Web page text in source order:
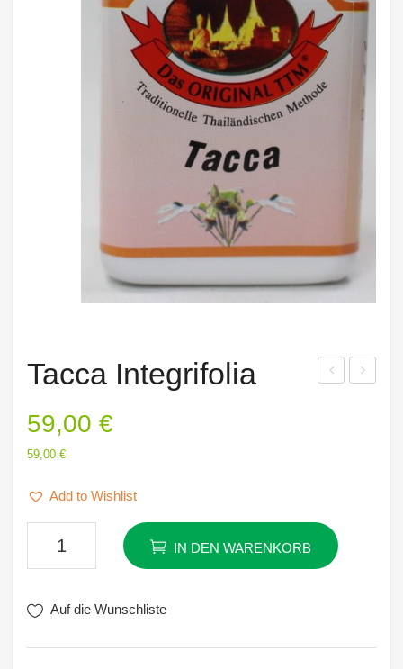
Tacca Integrifolia
59,00 €
59,00 €
Add to Wishlist
IN DEN WARENKORB
Auf die Wunschliste